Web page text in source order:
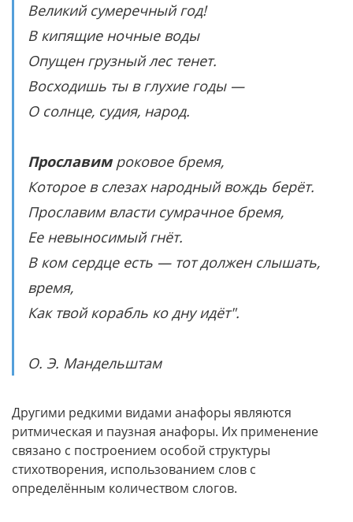
Великий сумеречный год!
В кипящие ночные воды
Опущен грузный лес тенет.
Восходишь ты в глухие годы —
О солнце, судия, народ.
Прославимроковое бремя,
Которое в слезах народный вождь берёт.
Прославим власти сумрачное бремя,
Ее невыносимый гнёт.
B ком сердце есть — тот должен слышать,
время,
Как твой корабль ко дну идёт".
О. Э. Мандельштам
Другими редкими видами анафоры являются
ритмическая и паузная анафоры. Их применение
связано с построением особой структуры
стихотворения, использованием слов с
определённым количеством слогов.